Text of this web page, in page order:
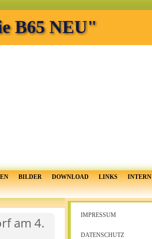
B65 NEU"
BILDER DOWNLOAD LINKS INTERN
am 4.
IMPRESSUM
DATENSCHUTZ